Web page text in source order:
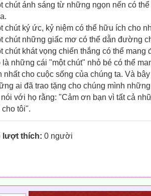
chút ánh sáng từ những ngọn nến có
chút ký ức, kỷ niệm có thể hữu ích cho
chút những giấc mơ có thể dẫn đường
chút khát vọng chiến thắng có thể mang
những cái "một chút" nhỏ bé có thể
nhất cho cuộc sống của chúng ta. Và
ai đã trao tặng cho chúng mình
với họ rằng: "Cảm ơn bạn vì tất cả
tôi".
lượt thích: 0 người